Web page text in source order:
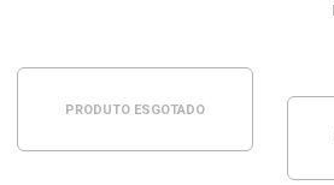
PRODUTO ESGOTADO